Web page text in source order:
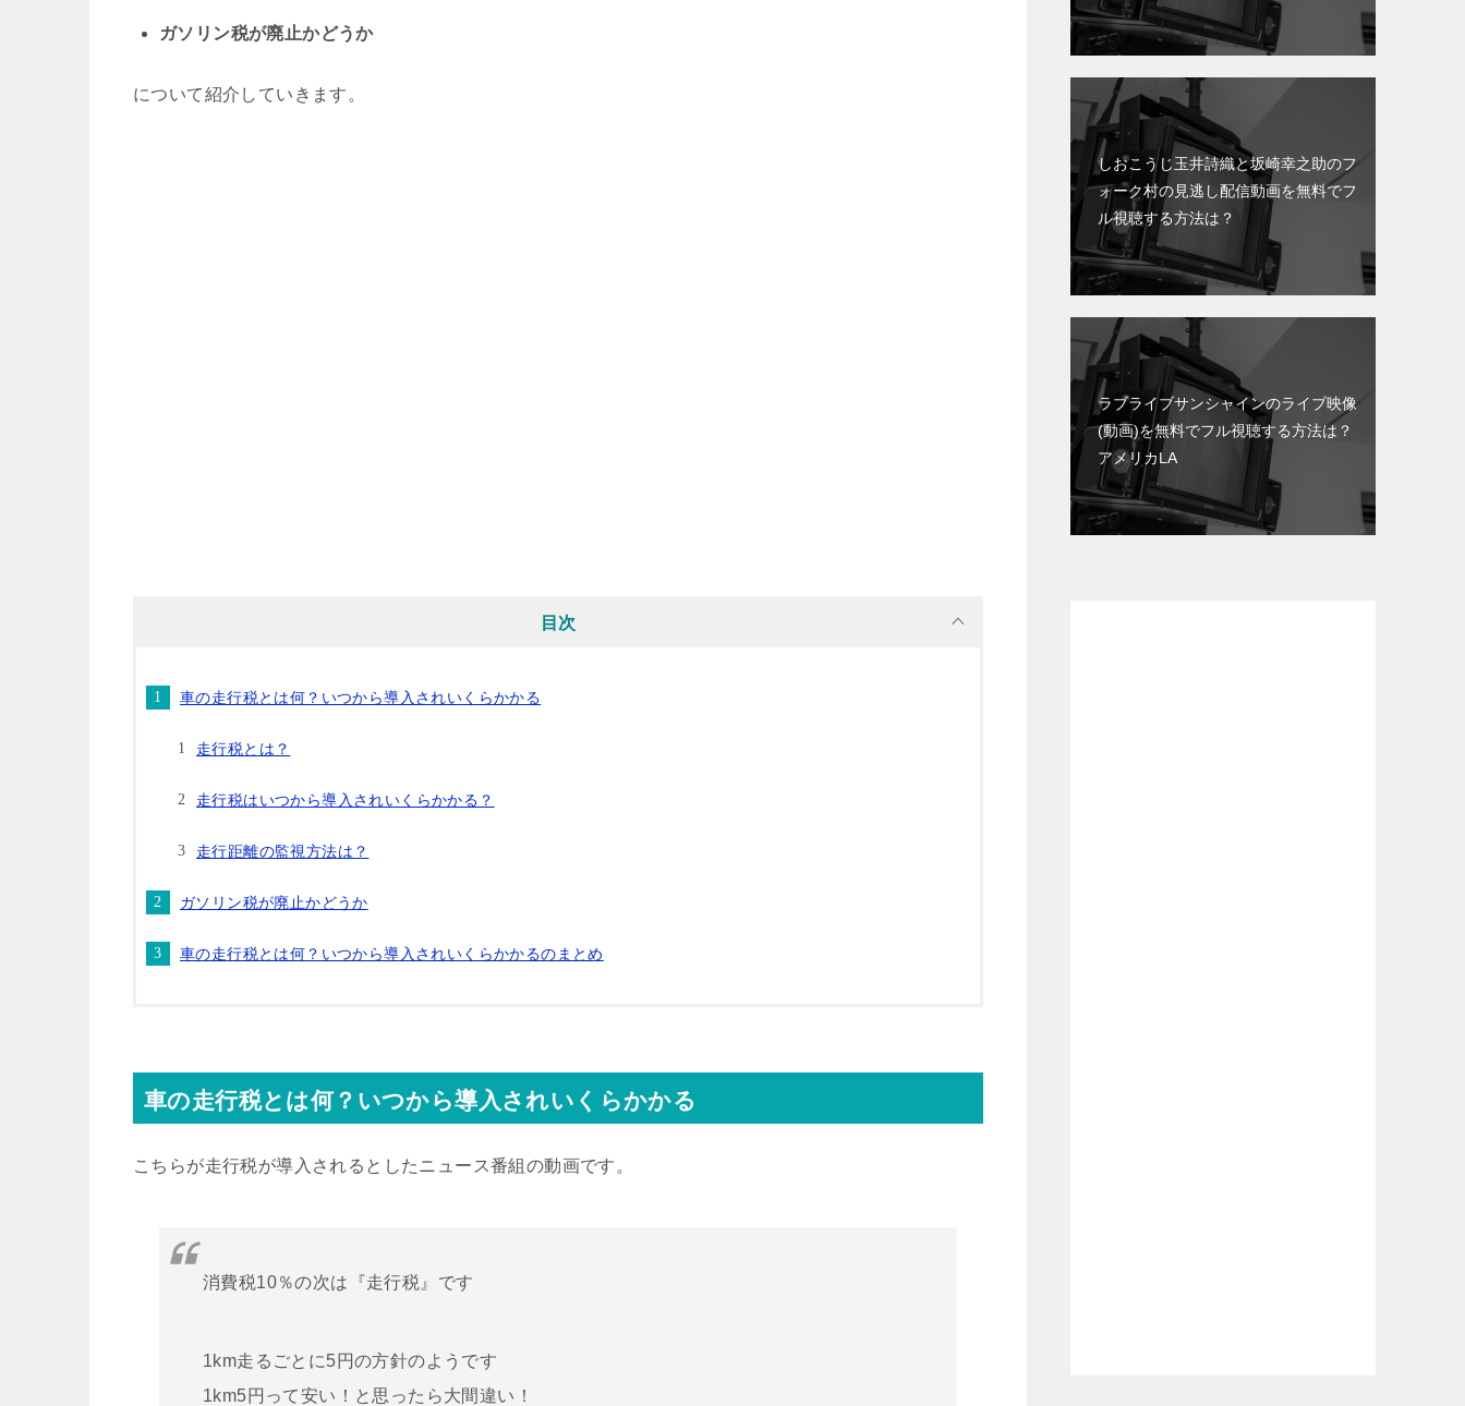
ガソリン税が廃止かどうか
について紹介していきます。
目次
車の走行税とは何？いつから導入されいくらかかる
走行税とは？
走行税はいつから導入されいくらかかる？
走行距離の監視方法は？
ガソリン税が廃止かどうか
車の走行税とは何？いつから導入されいくらかかるのまとめ
車の走行税とは何？いつから導入されいくらかかる
こちらが走行税が導入されるとしたニュース番組の動画です。
消費税10％の次は『走行税』です
1km走るごとに5円の方針のようです
1km5円って安い！と思ったら大間違い！
しおこうじ玉井詩織と坂崎幸之助のフ
ォーク村の見逃し配信動画を無料でフ
ル視聴する方法は？
ラブライブサンシャインのライブ映像
(動画)を無料でフル視聴する方法は？
アメリカLA